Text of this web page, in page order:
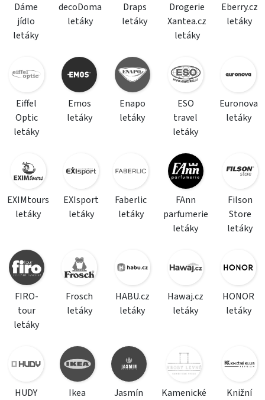
Dáme
jídlo
letáky
decoDoma
letáky
Draps
letáky
Drogerie
Xantea.cz
letáky
Eberry.cz
letáky
Eiffel
Optic
letáky
Emos
letáky
Enapo
letáky
ESO
travel
letáky
Euronova
letáky
EXIMtours
letáky
EXIsport
letáky
Faberlic
letáky
FAnn
parfumerie
letáky
Filson
Store
letáky
FIRO-
tour
letáky
Frosch
letáky
HABU.cz
letáky
Hawaj.cz
letáky
HONOR
letáky
HUDY
Ikea
Jasmín
Kamenické
Knižní